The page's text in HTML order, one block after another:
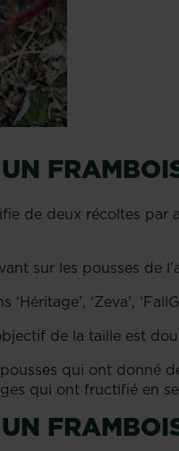
de deux récoltes par
sur les pousses de
‘Zeva’,
de la taille est
qui ont donné
qui ont fructifié en